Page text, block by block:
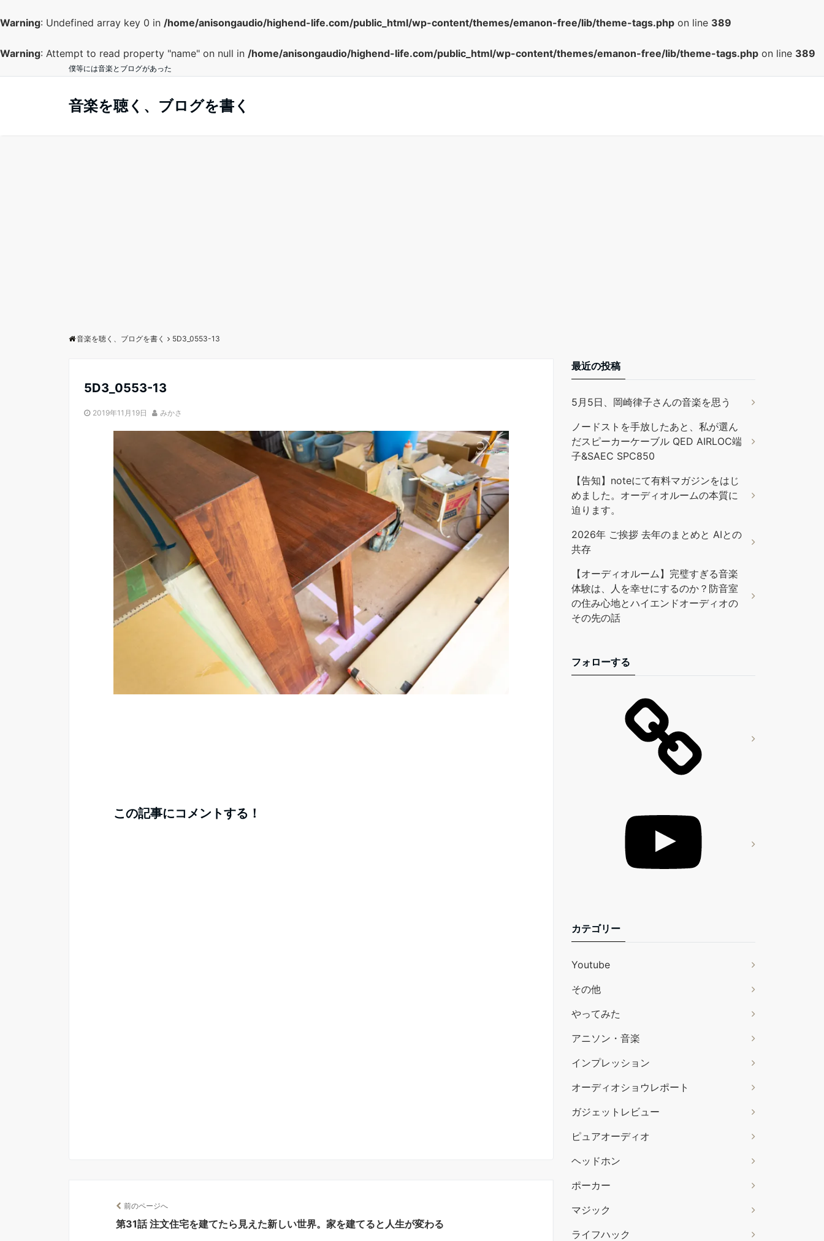
Warning: Undefined array key 0 in /home/anisongaudio/highend-life.com/public_html/wp-content/themes/emanon-free/lib/theme-tags.php on line 389
Warning: Attempt to read property "name" on null in /home/anisongaudio/highend-life.com/public_html/wp-content/themes/emanon-free/lib/theme-tags.php on line 389
僕等には音楽とブログがあった
音楽を聴く、ブログを書く
音楽を聴く、ブログを書く 5D3_0553-13
5D3_0553-13
2019年11月19日 みかさ
この記事にコメントする！
前のページへ
第31話 注文住宅を建てたら見えた新しい世界。家を建てると人生が変わる
最近の投稿
5月5日、岡崎律子さんの音楽を思う
ノードストを手放したあと、私が選ん
だスピーカーケーブル QED AIRLOC端
子&SAEC SPC850
【告知】noteにて有料マガジンをはじ
めました。オーディオルームの本質に
迫ります。
2026年 ご挨拶 去年のまとめと AIとの
共存
【オーディオルーム】完璧すぎる音楽
体験は、人を幸せにするのか？防音室
の住み心地とハイエンドオーディオの
その先の話
フォローする
カテゴリー
Youtube
その他
やってみた
アニソン・音楽
インプレッション
オーディオショウレポート
ガジェットレビュー
ピュアオーディオ
ヘッドホン
ポーカー
マジック
ライフハック